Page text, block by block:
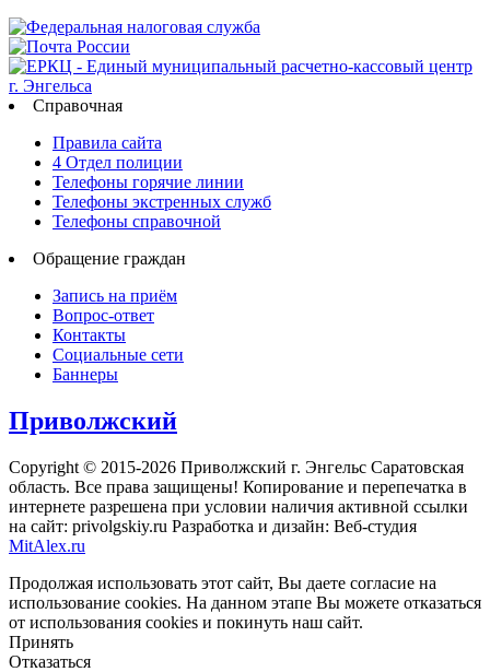
Справочная
Правила сайта
4 Отдел полиции
Телефоны горячие линии
Телефоны экстренных служб
Телефоны справочной
Обращение граждан
Запись на приём
Вопрос-ответ
Контакты
Социальные сети
Баннеры
Приволжский
Copyright © 2015-2026 Приволжский г. Энгельс Саратовская
область. Все права защищены! Копирование и перепечатка в
интернете разрешена при условии наличия активной ссылки
на сайт: privolgskiy.ru Разработка и дизайн: Веб-студия
MitAlex.ru
Продолжая использовать этот сайт, Вы даете согласие на
использование cookies. На данном этапе Вы можете отказаться
от использования cookies и покинуть наш сайт.
Принять
Отказаться